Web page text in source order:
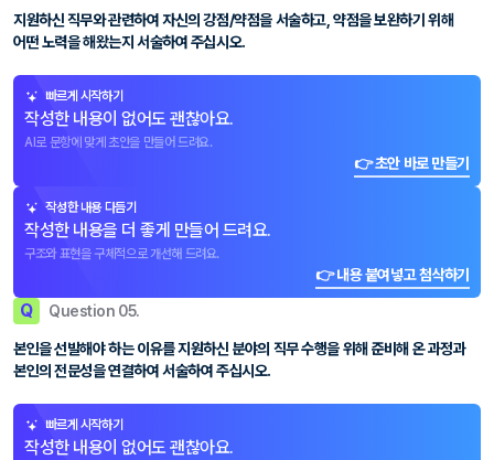
지원하신 직무와 관련하여 자신의 강점/약점을 서술하고, 약점을 보완하기 위해
어떤 노력을 해왔는지 서술하여 주십시오.
빠르게 시작하기
작성한 내용이 없어도 괜찮아요.
AI로 문항에 맞게 초안을 만들어 드려요.
👉 초안 바로 만들기
작성한 내용 다듬기
작성한 내용을 더 좋게 만들어 드려요.
구조와 표현을 구체적으로 개선해 드려요.
👉 내용 붙여넣고 첨삭하기
Q Question 05.
본인을 선발해야 하는 이유를 지원하신 분야의 직무 수행을 위해 준비해 온 과정과
본인의 전문성을 연결하여 서술하여 주십시오.
빠르게 시작하기
작성한 내용이 없어도 괜찮아요.